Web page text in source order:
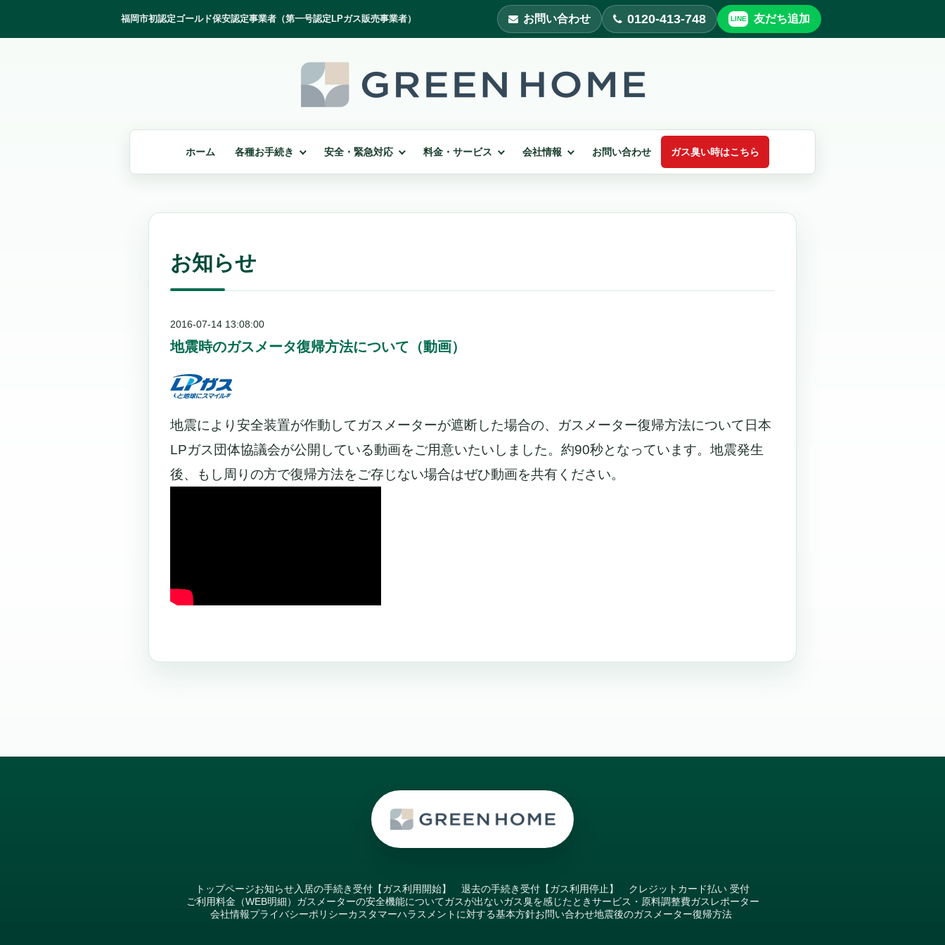
お問い合わせ 0120-413-748 友だち追加
ホーム 各種お手続き 安全・緊急対応 料金・サービス 会社情報 お問い合わせ ガス臭い時はこちら
お知らせ
2016-07-14 13:08:00
地震時のガスメータ復帰方法について（動画）
地震により安全装置が作動してガスメーターが遮断した場合の、ガスメーター復帰方法について日本
LPガス団体協議会が公開している動画をご用意いたいしました。約90秒となっています。地震発生
後、もし周りの方で復帰方法をご存じない場合はぜひ動画を共有ください。
トップページお知らせ入居の手続き受付【ガス利用開始】 退去の手続き受付【ガス利用停止】 クレジットカード払い 受付
ご利用料金（WEB明細） ガスメーターの安全機能についてガスが出ないガス臭を感じたときサービス・原料調整費ガスレポーター
会社情報プライバシーポリシーカスタマーハラスメントに対する基本方針お問い合わせ地震後のガスメーター復帰方法